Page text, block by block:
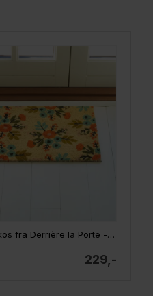
Dørmåtte i kokos fra Derrière la Porte - All Over 40x70 cm
229,-